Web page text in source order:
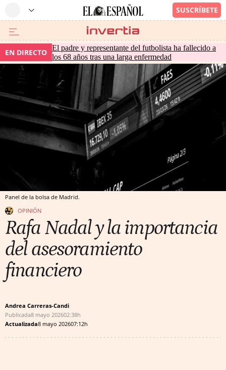
EN DIRECTO El padre y representante del futbolista ha fallecido a
los 68 años tras una larga enfermedad
Panel de la bolsa de Madrid.
OPINIÓN
Rafa Nadal y la importancia
del asesoramiento
financiero
Andrea Carreras-Candi
Publicada8 mayo 202602:38h
Actualizada8 mayo 202607:12h